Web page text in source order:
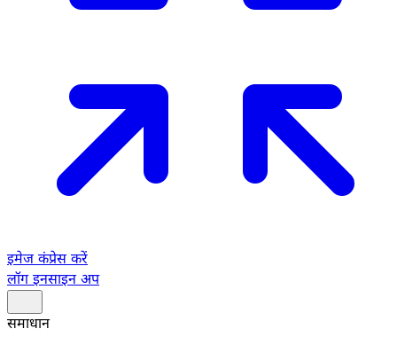
इमेज कंप्रेस करें
लॉग इनसाइन अप
समाधान